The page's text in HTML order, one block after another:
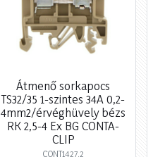
Átmenő sorkapocs
TS32/35 1-szintes 34A 0,2-
4mm2/érvéghüvely bézs
RK 2,5-4 Ex BG CONTA-
CLIP
CONT1427.2